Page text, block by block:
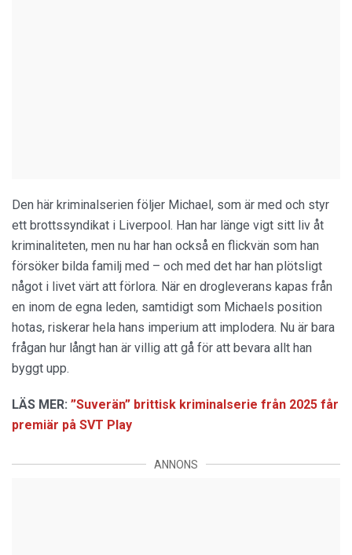
Den här kriminalserien följer Michael, som är med och styr
ett brottssyndikat i Liverpool. Han har länge vigt sitt liv åt
kriminaliteten, men nu har han också en flickvän som han
försöker bilda familj med – och med det har han plötsligt
något i livet värt att förlora. När en drogleverans kapas från
en inom de egna leden, samtidigt som Michaels position
hotas, riskerar hela hans imperium att implodera. Nu är bara
frågan hur långt han är villig att gå för att bevara allt han
byggt upp.
LÄS MER: ”Suverän” brittisk kriminalserie från 2025 får
premiär på SVT Play
ANNONS